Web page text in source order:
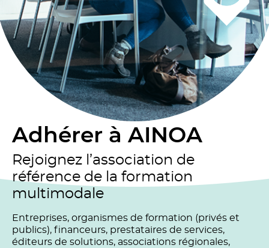
Adhérer à AINOA
Rejoignez l’association de
référence de la formation
multimodale
Entreprises, organismes de formation (privés et
publics), financeurs, prestataires de services,
éditeurs de solutions, associations régionales,